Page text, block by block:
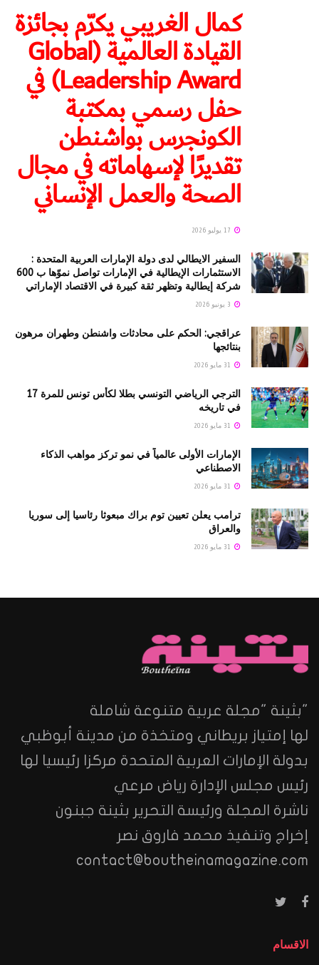
كمال الغريبي يكرّم بجائزة
القيادة العالمية (Global
Leadership Award) في
حفل رسمي بمكتبة
الكونجرس بواشنطن
تقديرًا لإسهاماته في مجال
الصحة والعمل الإنساني
السفير الايطالي لدى دولة الإمارات العربية المتحدة :
الاستثمارات الإيطالية في الإمارات تواصل نموّها ب 600
شركة إيطالية وتظهر ثقة كبيرة في الاقتصاد الإماراتي
عراقجي: الحكم على محادثات واشنطن وطهران مرهون
بنتائجها
الترجي الرياضي التونسي بطلا لكأس تونس للمرة 17
في تاريخه
الإمارات الأولى عالمياً في نمو تركز مواهب الذكاء
الاصطناعي
ترامب يعلن تعيين توم براك مبعوثا رئاسيا إلى سوريا
والعراق
"بثينة "مجلة عربية متنوعة شاملة
لها إمتياز بريطاني ومتخذة من مدينة أبوظبي
بدولة الإمارات العربية المتحدة مركزا رئيسيا لها
رئيس مجلس الإدارة رياض مرعي
ناشرة المجلة ورئيسة التحرير بثينة جبنون
إخراج وتنفيذ محمد فاروق نصر
contact@boutheinamagazine.com
الاقسام